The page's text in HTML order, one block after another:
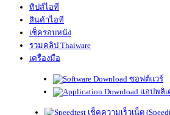
ทิปส์ไอที
สินค้าไอที
เช็ครอบหนัง
รวมคลิป Thaiware
เครื่องมือ
ซอฟต์แวร์
แอปพลิ
เช็คความเร็วเน็ต